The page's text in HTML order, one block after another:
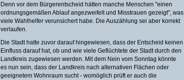
Denn vor dem Bürgerentscheid hätten manche Menschen "einen
ordnungsgemäßen Ablauf angezweifelt und Misstrauen gezeigt", was
viele Wahlhelfer verunsichert habe. Die Auszählung sei aber korrekt
verlaufen.
Die Stadt hatte zuvor darauf hingewiesen, dass der Entscheid keinen
Einfluss darauf hat, ob und wie viele Geflüchtete der Stadt durch den
Landkreis zugewiesen werden. Mit dem Nein vom Sonntag könnte
es nun sein, dass der Landkreis nach alternativen Flächen oder
geeignetem Wohnraum sucht - womöglich prüft er auch die